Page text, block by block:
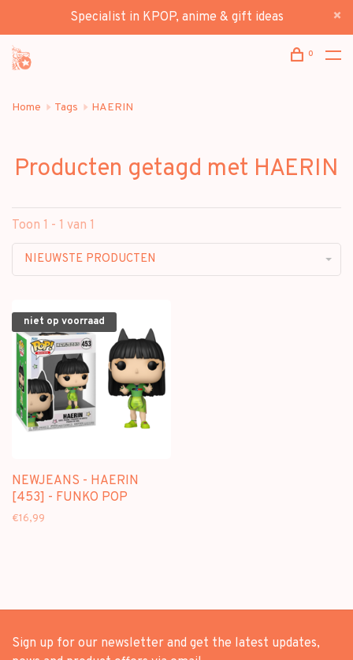
Specialist in KPOP, anime & gift ideas
0
Home Tags HAERIN
Producten getagd met HAERIN
Toon 1 - 1 van 1
NIEUWSTE PRODUCTEN
niet op voorraad
NEWJEANS - HAERIN
[453] - FUNKO POP
€16,99
Sign up for our newsletter and get the latest updates,